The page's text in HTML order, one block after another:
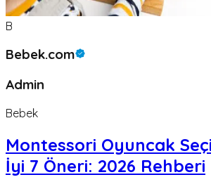
B
Bebek.com
Admin
Bebek
Montessori Oyuncak
İyi 7 Öneri: 2026 Rehberi